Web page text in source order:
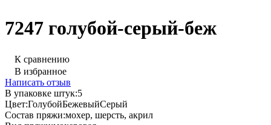
7247 голубой-серый-беж
К сравнению
В избранное
Написать отзыв
В упаковке штук:5
Цвет:ГолубойБежевыйСерый
Состав пряжи:мохер, шерсть, акрил